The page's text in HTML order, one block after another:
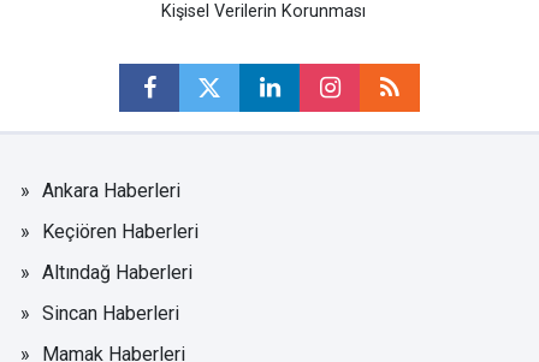
Kişisel Verilerin Korunması
Ankara Haberleri
Keçiören Haberleri
Altındağ Haberleri
Sincan Haberleri
Mamak Haberleri